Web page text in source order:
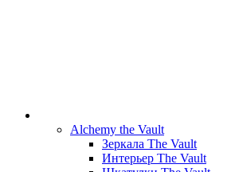
Alchemy the Vault
Зеркала The Vault
Интерьер The Vault